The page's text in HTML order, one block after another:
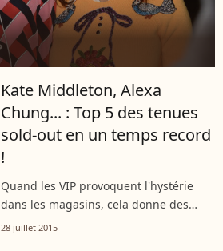
Kate Middleton, Alexa
Chung... : Top 5 des tenues
sold-out en un temps record
!
Quand les VIP provoquent l'hystérie
dans les magasins, cela donne des
pièces épuisées en un temps record.
28 juillet 2015